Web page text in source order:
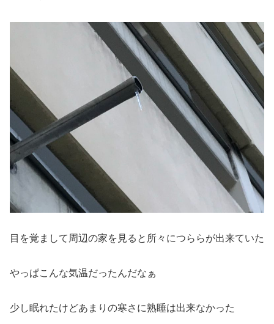
目を覚まして周辺の家を見ると所々につららが出来ていた
やっぱこんな気温だったんだなぁ
少し眠れたけどあまりの寒さに熟睡は出来なかった